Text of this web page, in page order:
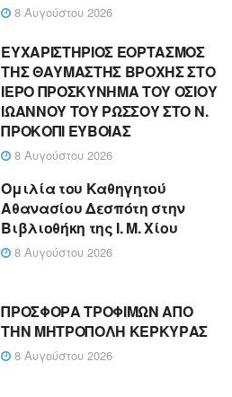
8 Αυγούστου 2026
ΕΥΧΑΡΙΣΤΗΡΙΟΣ ΕΟΡΤΑΣΜΟΣ
ΤΗΣ ΘΑΥΜΑΣΤΗΣ ΒΡΟΧΗΣ ΣΤΟ
ΙΕΡΟ ΠΡΟΣΚΥΝΗΜΑ ΤΟΥ ΟΣΙΟΥ
ΙΩΑΝΝΟΥ ΤΟΥ ΡΩΣΣΟΥ ΣΤΟ Ν.
ΠΡΟΚΟΠΙ ΕΥΒΟΙΑΣ
8 Αυγούστου 2026
Ομιλία του Καθηγητού
Αθανασίου Δεσπότη στην
Βιβλιοθήκη της Ι. Μ. Χίου
8 Αυγούστου 2026
ΠΡΟΣΦΟΡΑ ΤΡΟΦΙΜΩΝ ΑΠΟ
ΤΗΝ ΜΗΤΡΟΠΟΛΗ ΚΕΡΚΥΡΑΣ
8 Αυγούστου 2026